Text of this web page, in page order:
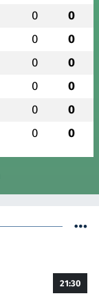
0 0
0 0
0 0
0 0
0 0
0 0
21:30